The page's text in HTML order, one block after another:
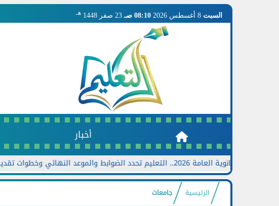
السبت 08:10 صـ 23 صفر 1448 هـ
أخبار
التعليم تحدد الضوابط والموعد النهائي وخطوات تقديم الطلب
الرئيسية جامعات